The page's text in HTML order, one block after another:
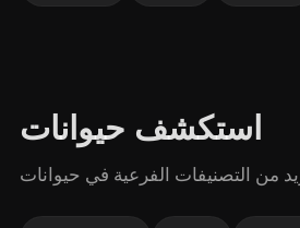
استكشف حيوانات